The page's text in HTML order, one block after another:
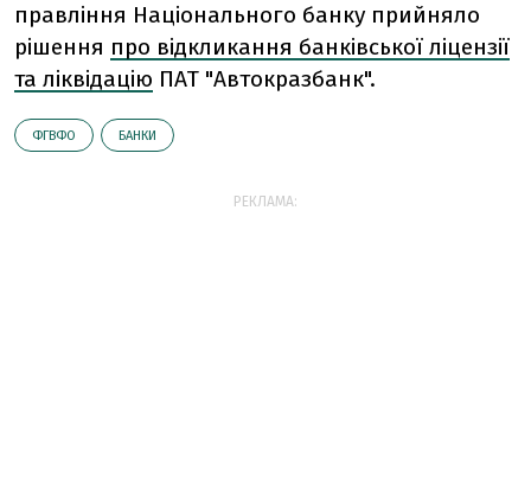
правління Національного банку прийняло
рішення про відкликання банківської ліцензії
та ліквідацію ПАТ "Автокразбанк".
ФГВФО БАНКИ
РЕКЛАМА: